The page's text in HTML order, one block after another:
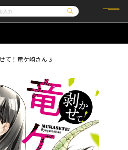
ライトノベル
ノベルスf
オーバーラップ広報室
ス
お問い合わせはこちら
バーラップ文庫
て！竜ケ崎さん 3